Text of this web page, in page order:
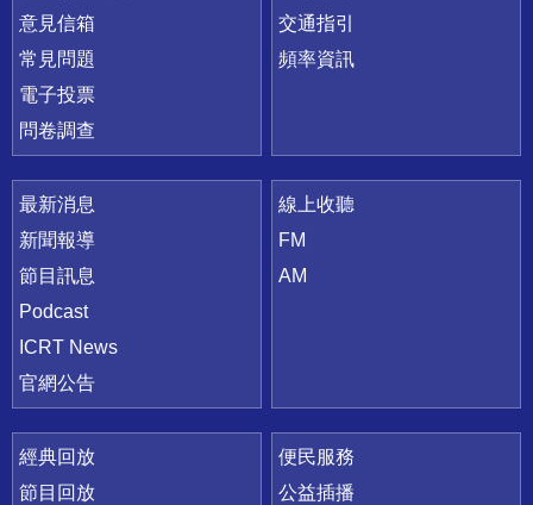
意見信箱
常見問題
電子投票
問卷調查
交通指引
頻率資訊
最新消息
新聞報導
節目訊息
Podcast
ICRT News
官網公告
線上收聽
FM
AM
經典回放
節目回放
便民服務
公益插播